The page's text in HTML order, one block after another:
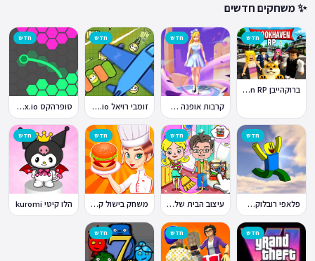
✨ משחקים חדשים
חדש
ברוקהייבן Brookhaven RP
חדש
קרבות אופנה Fashion Battle
חדש
זומבי רויאל ZombsRoyale.io
חדש
סופרהקס Superhex.io
חדש
פלאפי רובלוקס Flappy Roblox
חדש
עיצוב הבית של טוקה בוקה
חדש
משחק בישול קדחת הבישול Cooking Fever
חדש
הלו קיטי kuromi
חדש חדש חדש